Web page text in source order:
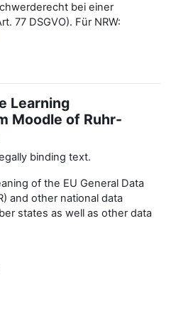
bei einer
77 DSGVO). Für NRW:
Learning
Moodle of Ruhr-
binding text.
of the EU General Data
and other national data
states as well as other data